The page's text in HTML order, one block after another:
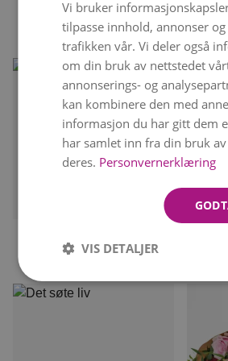
SOMMERENG
Frakr 449
FAVORITTEN
Vi bruker
tilpasse innhold, annonser
trafikken vår. Vi deler også
om din bruk av nettstedet
annonserings- og
kan kombinere den med
informasjon du har gitt dem
har samlet inn fra din bruk
deres. Personvernerklæring
VIS DETALJER